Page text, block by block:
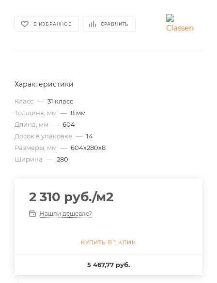
В ИЗБРАННОЕ СРАВНИТЬ
Характеристики
Класс — 31 класс
Толщина, мм — 8 мм
Длина, мм — 604
Досок в упаковке — 14
Размеры, мм — 604x280x8
Ширина — 280
2 310 руб./м2
Нашли дешевле?
КУПИТЬ В 1 КЛИК
5 467,77 руб.